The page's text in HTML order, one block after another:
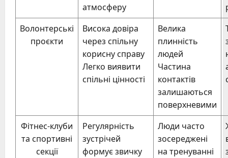
атмосферу
Волонтерські
проєкти
Висока довіра
через спільну
корисну справу
Легко виявити
спільні цінності
Велика
плинність
людей
Частина
контактів
залишаються
поверхневими
Фітнес-клуби
та спортивні
секції
Регулярність
зустрічей
формує звичку
Люди часто
зосереджені
на тренуванні